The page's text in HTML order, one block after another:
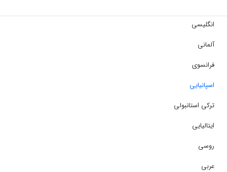
انگلیسی
آلمانی
فرانسوی
اسپانیایی
ترکی استانبولی
ایتالیایی
روسی
عربی